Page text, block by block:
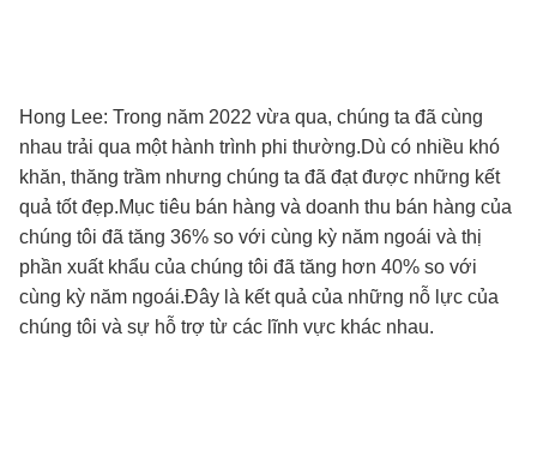
Hong Lee: Trong năm 2022 vừa qua, chúng ta đã cùng
nhau trải qua một hành trình phi thường.Dù có nhiều khó
khăn, thăng trầm nhưng chúng ta đã đạt được những kết
quả tốt đẹp.Mục tiêu bán hàng và doanh thu bán hàng của
chúng tôi đã tăng 36% so với cùng kỳ năm ngoái và thị
phần xuất khẩu của chúng tôi đã tăng hơn 40% so với
cùng kỳ năm ngoái.Đây là kết quả của những nỗ lực của
chúng tôi và sự hỗ trợ từ các lĩnh vực khác nhau.